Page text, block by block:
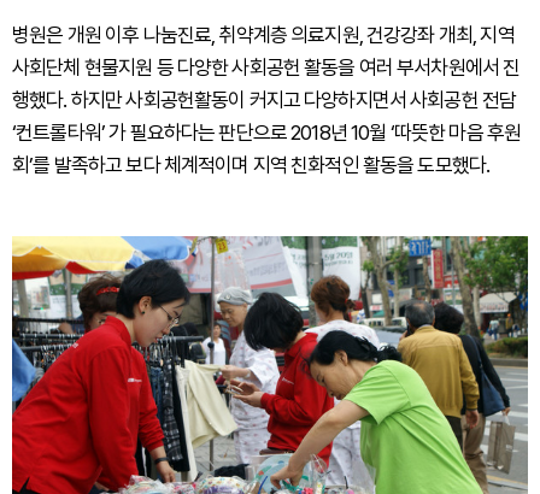
병원은 개원 이후 나눔진료, 취약계층 의료지원, 건강강좌 개최, 지역
사회단체 현물지원 등 다양한 사회공헌 활동을 여러 부서차원에서 진
행했다. 하지만 사회공헌활동이 커지고 다양하지면서 사회공헌 전담
‘컨트롤타워’ 가 필요하다는 판단으로 2018년 10월 ‘따뜻한 마음 후원
회’를 발족하고 보다 체계적이며 지역 친화적인 활동을 도모했다.